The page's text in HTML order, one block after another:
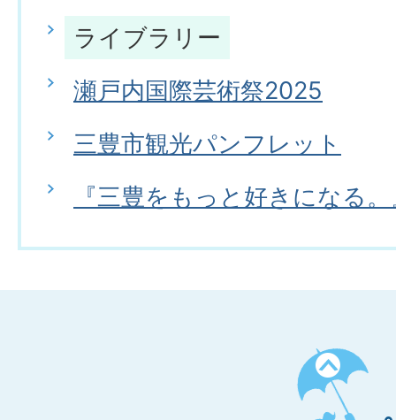
ライブラリー
瀬戸内国際芸術祭2025
三豊市観光パンフレット
『三豊をもっと好きになる
ペ
ー